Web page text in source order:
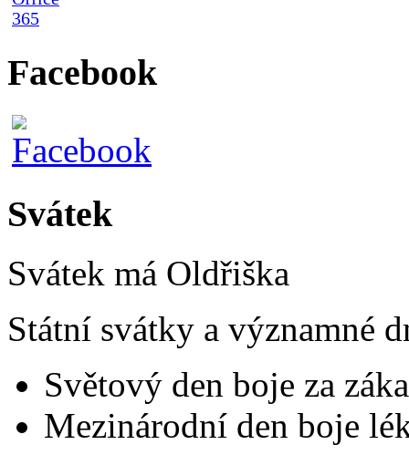
Facebook
Svátek
Svátek má Oldřiška
Státní svátky a významné
Světový den boje za
Mezinárodní den boje